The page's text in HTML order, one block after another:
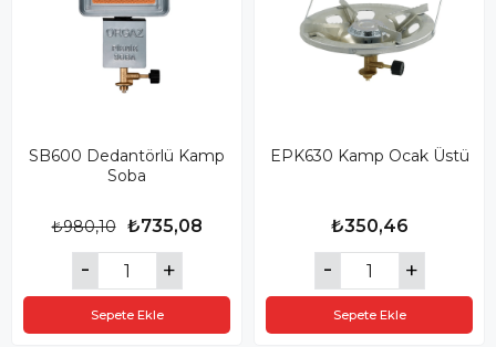
SB600 Dedantörlü Kamp
Soba
₺735,08
₺980,10
Sepete Ekle
EPK630 Kamp Ocak Üstü
₺350,46
Sepete Ekle